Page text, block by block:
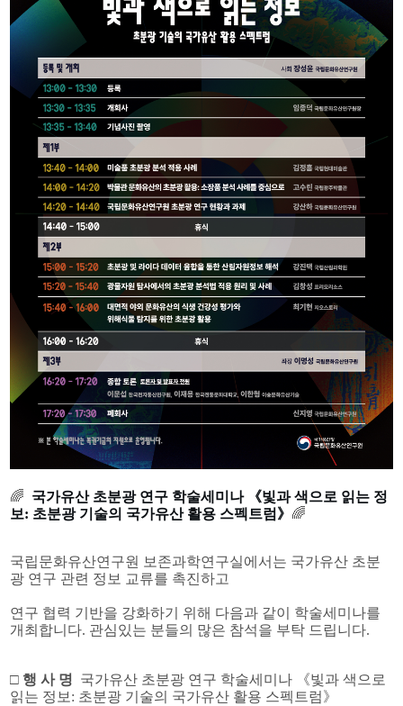
🌈 국가유산 초분광 연구 학술세미나 《빛과 색으로 읽는 정
보: 초분광 기술의 국가유산 활용 스펙트럼》 🌈
국립문화유산연구원 보존과학연구실에서는 국가유산 초분
광 연구 관련 정보 교류를 촉진하고
연구 협력 기반을 강화하기 위해 다음과 같이 학술세미나를
개최합니다. 관심있는 분들의 많은 참석을 부탁 드립니다.
□ 행 사 명
국가유산 초분광 연구 학술세미나 《빛과 색으로
읽는 정보: 초분광 기술의 국가유산 활용 스펙트럼》